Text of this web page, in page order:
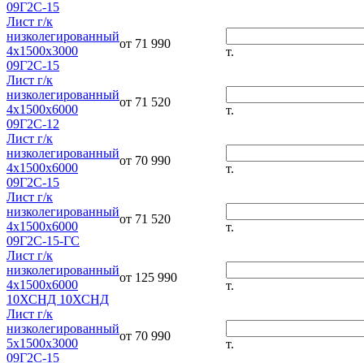
09Г2С-15
Лист г/к
низколегированный
4х1500х3000
09Г2С-15
от 71 990
т.
Лист г/к
низколегированный
4х1500х6000
09Г2С-12
от 71 520
т.
Лист г/к
низколегированный
4х1500х6000
09Г2С-15
от 70 990
т.
Лист г/к
низколегированный
4х1500х6000
09Г2С-15-ГС
от 71 520
т.
Лист г/к
низколегированный
4х1500х6000
10ХСНД 10ХСНД
от 125 990
т.
Лист г/к
низколегированный
5х1500х3000
09Г2С-15
от 70 990
т.